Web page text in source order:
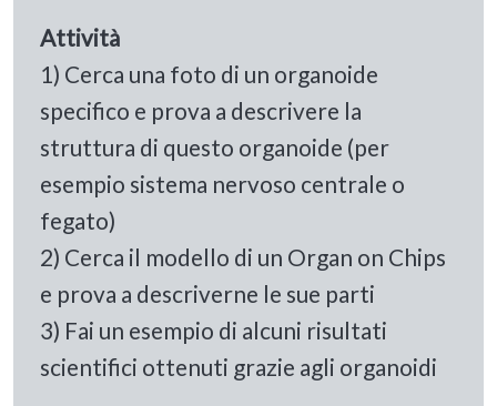
Attività
1) Cerca una foto di un organoide
specifico e prova a descrivere la
struttura di questo organoide (per
esempio sistema nervoso centrale o
fegato)
2) Cerca il modello di un Organ on Chips
e prova a descriverne le sue parti
3) Fai un esempio di alcuni risultati
scientifici ottenuti grazie agli organoidi